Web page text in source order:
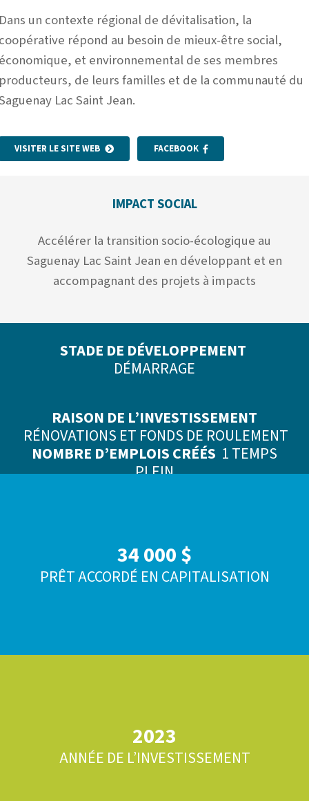
un contexte régional de dévitalisation, la
répond au besoin de mieux-être social,
et environnemental de ses membres
de leurs familles et de la communauté du
Lac Saint Jean.
VISITER LE SITE WEB FACEBOOK
IMPACT SOCIAL
Accélérer la transition socio-écologique au
Saguenay Lac Saint Jean en développant et en
accompagnant des projets à impacts
STADE DE DÉVELOPPEMENT
DÉMARRAGE
RAISON DE L’INVESTISSEMENT
RÉNOVATIONS ET FONDS DE ROULEMENT
NOMBRE D’EMPLOIS CRÉÉS 1 TEMPS
PLEIN
34 000 $
PRÊT ACCORDÉ EN CAPITALISATION
2023
ANNÉE DE L’INVESTISSEMENT